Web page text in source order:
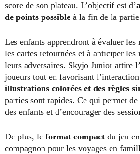
score de son plateau. L’objectif est d’
de points possible à la fin de la
Les enfants apprendront à évaluer les
les cartes retournées et à anticiper les
leurs adversaires. Skyjo Junior attire
joueurs tout en favorisant
illustrations colorées et des règles
parties sont rapides. Ce qui permet
des enfants et d’encourager des
De plus, le format compact du jeu
compagnon pour les voyages en